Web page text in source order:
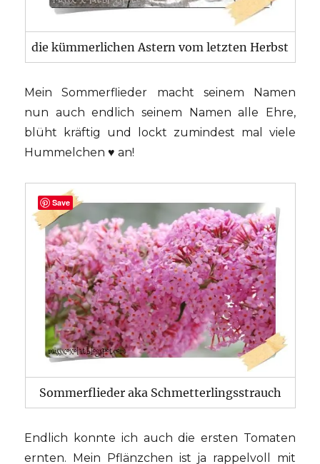
die kümmerlichen Astern vom letzten Herbst
Mein Sommerflieder macht seinem Namen
nun auch endlich seinem Namen alle Ehre,
blüht kräftig und lockt zumindest mal viele
Hummelchen ♥ an!
Sommerflieder aka Schmetterlingsstrauch
Endlich konnte ich auch die ersten Tomaten
ernten. Mein Pflänzchen ist ja rappelvoll mit
Save